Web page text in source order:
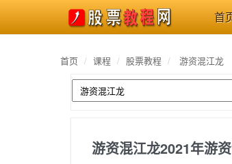
首
首页 课程 股票教程 游资混江龙
游资混江龙2021年游